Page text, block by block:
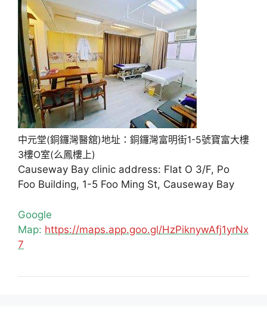
中元堂(銅鑼灣醫舘)地址：銅鑼灣富明街1-5號寶富大樓
3樓O室(么鳳樓上)
Causeway Bay clinic address: Flat O 3/F, Po
Foo Building, 1-5 Foo Ming St, Causeway Bay
Google
Map: https://maps.app.goo.gl/HzPiknywAfj1yrNx
7